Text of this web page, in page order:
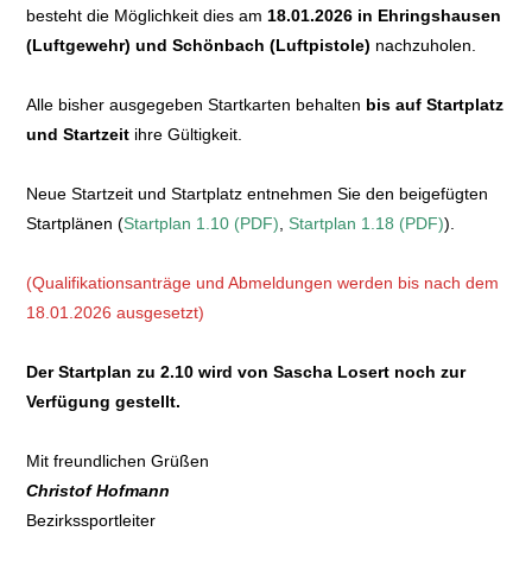
besteht die Möglichkeit dies am 18.01.2026 in Ehringshausen
(Luftgewehr) und Schönbach (Luftpistole) nachzuholen.
Alle bisher ausgegeben Startkarten behalten bis auf Startplatz
und Startzeit ihre Gültigkeit.
Neue Startzeit und Startplatz entnehmen Sie den beigefügten
Startplänen (Startplan 1.10 (PDF) ,Startplan 1.18 (PDF)).
(Qualifikationsanträge und Abmeldungen werden bis nach dem
18.01.2026 ausgesetzt)
Der Startplan zu 2.10 wird von Sascha Losert noch zur
Verfügung gestellt.
Mit freundlichen Grüßen
Christof Hofmann
Bezirkssportleiter